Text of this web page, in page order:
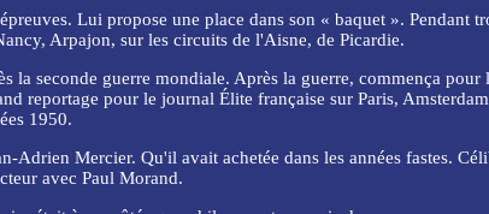
Lui propose une place dans son « baquet ». Pendant
Arpajon, sur les circuits de l'Aisne, de Picardie.
seconde guerre mondiale. Après la guerre, commença
reportage pour le journal Élite française sur Paris,
1950.
Mercier. Qu'il avait achetée dans les années fastes.
avec Paul Morand.